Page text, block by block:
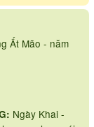
Ất Mão - năm
Ngày Khai -